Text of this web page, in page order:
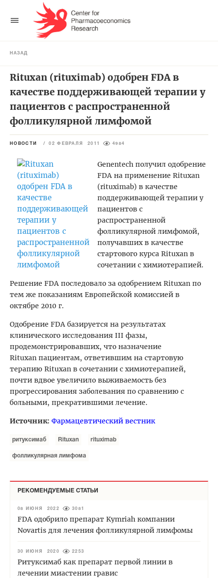
НАЗАД
Rituxan (rituximab) одобрен FDA в
качестве поддерживающей терапии у
пациентов с распространенной
фолликулярной лимфомой
НОВОСТИ / 02 ФЕВРАЛЯ 2011 4984
Genentech получил одобрение
FDA на применение Rituxan
(rituximab) в качестве
поддерживающей терапии у
пациентов с
распространенной
фолликулярной лимфомой,
получавших в качестве
стартового курса Rituxan в
сочетании с химиотерапией.
Решение FDA последовало за одобрением Rituxan по
тем же показаниям Европейской комиссией в
октябре 2010 г.
Одобрение FDA базируется на результатах
клинического исследования III фазы,
продемонстрировавших, что назначение
Rituxan пациентам, ответившим на стартовую
терапию Rituxan в сочетании с химиотерапией,
почти вдвое увеличило выживаемость без
прогрессирования заболевания по сравнению с
больными, прекратившими лечение.
Источник: Фармацевтический вестник
ритуксимаб Rituxan rituximab
фолликулярная лимфома
РЕКОМЕНДУЕМЫЕ СТАТЬИ
08 ИЮНЯ 2022 3081
FDA одобрило препарат Kymriah компании
Novartis для лечения фолликулярной лимфомы
30 ИЮНЯ 2020 2253
Ритуксимаб как препарат первой линии в
лечении миастении гравис